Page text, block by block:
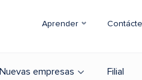
Aprender
Nuevas empresas Filial